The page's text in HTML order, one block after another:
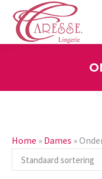
Home » Dames »